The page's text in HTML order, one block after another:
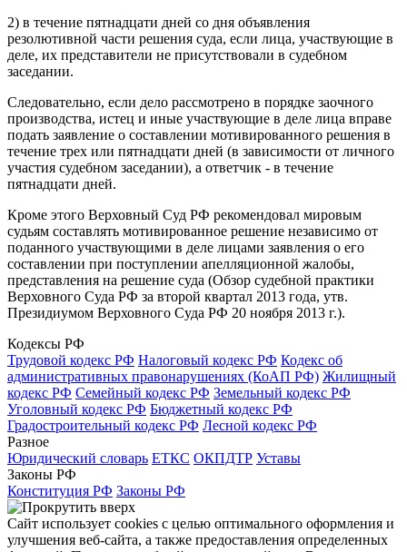
2) в течение пятнадцати дней со дня объявления
резолютивной части решения суда, если лица, участвующие в
деле, их представители не присутствовали в судебном
заседании.
Следовательно, если дело рассмотрено в порядке заочного
производства, истец и иные участвующие в деле лица вправе
подать заявление о составлении мотивированного решения в
течение трех или пятнадцати дней (в зависимости от личного
участия судебном заседании), а ответчик - в течение
пятнадцати дней.
Кроме этого Верховный Суд РФ рекомендовал мировым
судьям составлять мотивированное решение независимо от
поданного участвующими в деле лицами заявления о его
составлении при поступлении апелляционной жалобы,
представления на решение суда (Обзор судебной практики
Верховного Суда РФ за второй квартал 2013 года, утв.
Президиумом Верховного Суда РФ 20 ноября 2013 г.).
Кодексы РФ
Трудовой кодекс РФ Налоговый кодекс РФ Кодекс об
административных правонарушениях (КоАП РФ) Жилищный
кодекс РФ Семейный кодекс РФ Земельный кодекс РФ
Уголовный кодекс РФ Бюджетный кодекс РФ
Градостроительный кодекс РФ Лесной кодекс РФ
Разное
Юридический словарь ЕТКС ОКПДТР Уставы
Законы РФ
Конституция РФ Законы РФ
Сайт использует cookies с целью оптимального оформления и
улучшения веб-сайта, а также предоставления определенных